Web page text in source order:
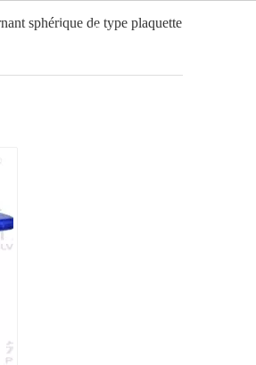
Français
sphérique de type plaquette